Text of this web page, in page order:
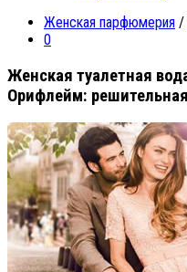
Женская парфюмерия /
0
Женская туалетная
Орифлейм: